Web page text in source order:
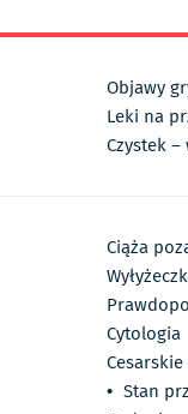
Objawy
Leki na
Czystek
Ciąża
Cytologia
• Stan